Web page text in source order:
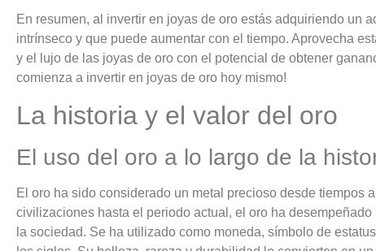
En resumen, al invertir en joyas de oro estás adquiriendo un
intrínseco y que puede aumentar con el tiempo. Aprovecha
y el lujo de las joyas de oro con el potencial de obtener
comienza a invertir en joyas de oro hoy mismo!
La historia y el valor del oro
El uso del oro a lo largo de la
El oro ha sido considerado un metal precioso desde tiempos
civilizaciones hasta el periodo actual, el oro ha
la sociedad. Se ha utilizado como moneda, símbolo de